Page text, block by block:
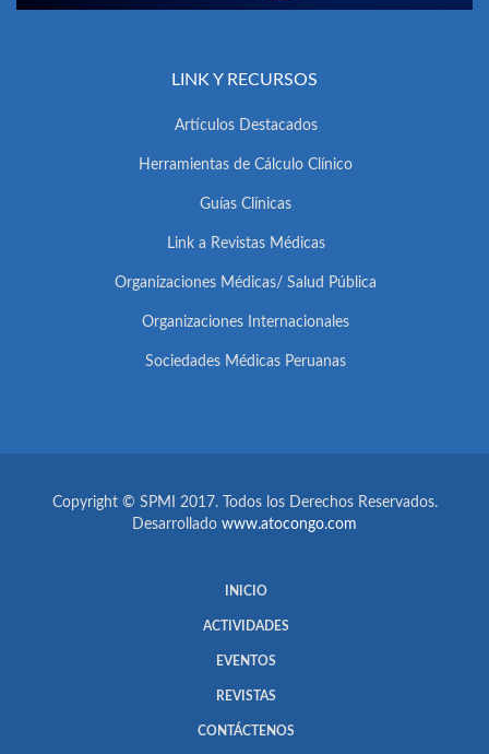
LINK Y RECURSOS
Artículos Destacados
Herramientas de Cálculo Clínico
Guías Clínicas
Link a Revistas Médicas
Organizaciones Médicas/ Salud Pública
Organizaciones Internacionales
Sociedades Médicas Peruanas
Copyright © SPMI 2017. Todos los Derechos Reservados.
Desarrollado www.atocongo.com
INICIO
ACTIVIDADES
EVENTOS
REVISTAS
CONTÁCTENOS